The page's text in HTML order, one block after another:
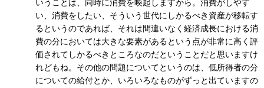
いうことは、同時に消費を喚起しますから。消費がしやす
い、消費をしたい、そういう世代にしかるべき資産が移転す
るというのであれば、それは間違いなく経済成長における消
費の分においては大きな要素があるという点が非常に高く評
価されてしかるべきところなのだということだと思いますけ
れどもね。その他の問題についてというのは、低所得者の分
についての給付とか、いろいろなものがずっと出ていますの